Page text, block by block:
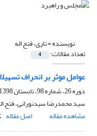
نویسنده =تاری، فتح اله
تعداد مقالات: 4
عوامل موثر بر انحراف
دوره 26، شماره 98، تابستان 1398، صفحه
سید محمدرضا سیدنورانی، فتح
مشاهده مقاله
اصل مقاله